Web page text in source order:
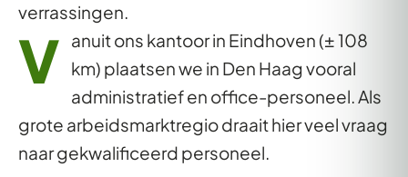
verrassingen.
V anuit ons kantoor in Eindhoven (± 108
km) plaatsen we in Den Haag vooral
administratief en office-personeel. Als
grote arbeidsmarktregio draait hier veel vraag
naar gekwalificeerd personeel.